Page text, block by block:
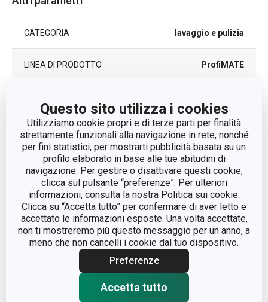
Questo sito utilizza i cookies
Utilizziamo cookie propri e di terze parti per finalità
strettamente funzionali alla navigazione in rete, nonché
per fini statistici, per mostrarti pubblicità basata su un
profilo elaborato in base alle tue abitudini di
navigazione. Per gestire o disattivare questi cookie,
clicca sul pulsante “preferenze”. Per ulteriori
informazioni, consulta la nostra Politica sui cookie.
Clicca su “Accetta tutto” per confermare di aver letto e
accettato le informazioni esposte. Una volta accettate,
non ti mostreremo più questo messaggio per un anno, a
meno che non cancelli i cookie dal tuo dispositivo.
Preferenze
Accetta tutto
CATEGORIA lavaggio e pulizia
LINEA DI PRODOTTO ProfiMATE
MATERIALE
cotone
TIPO guanti per la pulizia
EAN 8595028400670
DURATA DELLA GARANZIA (IN
ANNI)
2